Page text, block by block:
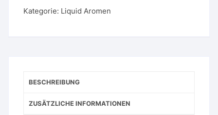
Kategorie: Liquid Aromen
BESCHREIBUNG
ZUSÄTZLICHE INFORMATIONEN